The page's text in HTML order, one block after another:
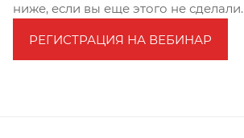
ниже, если вы еще этого не сделали.
РЕГИСТРАЦИЯ НА ВЕБИНАР